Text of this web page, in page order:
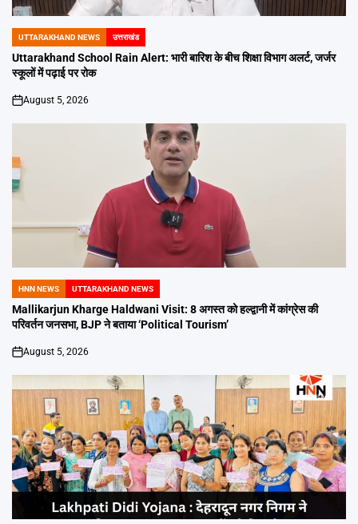
POSTED
IN
UTTARAKHAND NEWS उत्तराखंड
Uttarakhand School Rain Alert: भारी बारिश के बीच शिक्षा विभाग अलर्ट, जर्जर
स्कूलों में पढ़ाई पर रोक
on
August 5, 2026
POSTED
IN
HNN NEWS UTTARAKHAND NEWS
Mallikarjun Kharge Haldwani Visit: 8 अगस्त को हल्द्वानी में कांग्रेस की
परिवर्तन जनसभा, BJP ने बताया ‘Political Tourism’
on
August 5, 2026